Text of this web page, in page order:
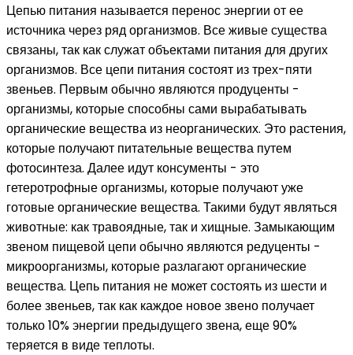
Цепью питания называется перенос энергии от ее
источника через ряд организмов. Все живые существа
связаны, так как служат объектами питания для других
организмов. Все цепи питания состоят из трех-пяти
звеньев. Первым обычно являются продуценты -
организмы, которые способны сами вырабатывать
органические вещества из неорганических. Это растения,
которые получают питательные вещества путем
фотосинтеза. Далее идут консументы - это
гетеротрофные организмы, которые получают уже
готовые органические вещества. Такими будут являться
животные: как травоядные, так и хищные. Замыкающим
звеном пищевой цепи обычно являются редуценты -
микроорганизмы, которые разлагают органические
вещества. Цепь питания не может состоять из шести и
более звеньев, так как каждое новое звено получает
только 10% энергии предыдущего звена, еще 90%
теряется в виде теплоты.